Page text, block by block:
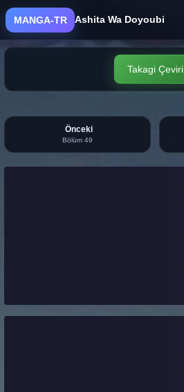
MANGA-TR Ashita Wa Doyoubi
Takagi Çeviri
Önceki
Bölüm 49